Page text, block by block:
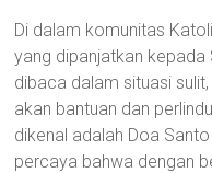
Di dalam komunitas
yang dipanjatkan kepada
dibaca dalam situasi
akan bantuan dan
dikenal adalah Doa
percaya bahwa dengan